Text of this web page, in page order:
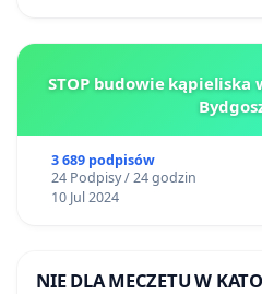
STOP budowie
3 689 podpisów
24 Podpisy / 24 godzin
10 Jul 2024
NIE DLA MECZETU W